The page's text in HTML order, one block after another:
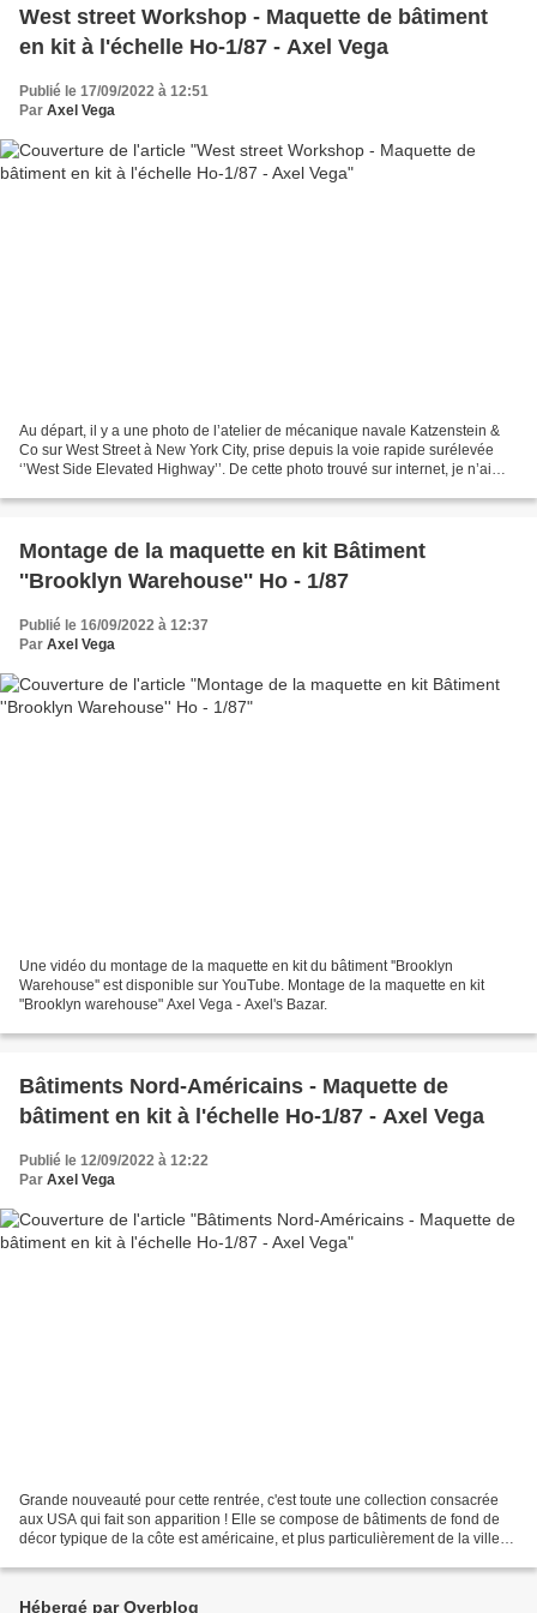
West street Workshop - Maquette de bâtiment
en kit à l'échelle Ho-1/87 - Axel Vega
Publié le 17/09/2022 à 12:51
Par Axel Vega
Au départ, il y a une photo de l’atelier de mécanique navale Katzenstein &
Co sur West Street à New York City, prise depuis la voie rapide surélevée
‘’West Side Elevated Highway’’. De cette photo trouvé sur internet, je n’ai
Montage de la maquette en kit Bâtiment
''Brooklyn Warehouse'' Ho - 1/87
Publié le 16/09/2022 à 12:37
Par Axel Vega
Une vidéo du montage de la maquette en kit du bâtiment ''Brooklyn
Warehouse'' est disponible sur YouTube. Montage de la maquette en kit
"Brooklyn warehouse" Axel Vega - Axel's Bazar.
Bâtiments Nord-Américains - Maquette de
bâtiment en kit à l'échelle Ho-1/87 - Axel Vega
Publié le 12/09/2022 à 12:22
Par Axel Vega
Grande nouveauté pour cette rentrée, c'est toute une collection consacrée
aux USA qui fait son apparition ! Elle se compose de bâtiments de fond de
décor typique de la côte est américaine, et plus particulièrement de la ville
Hébergé par Overblog